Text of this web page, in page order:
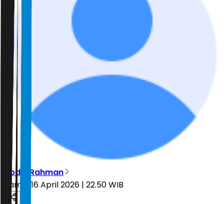
Abdul Rahman
Kamis, 16 April 2026 | 22.50 WIB